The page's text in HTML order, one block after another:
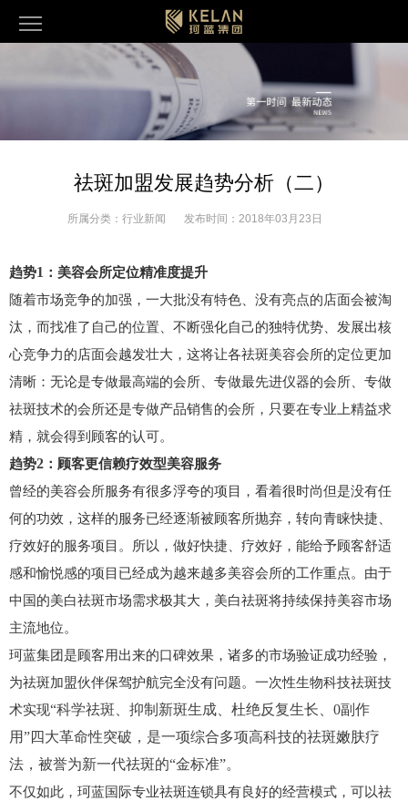
祛斑加盟发展趋势分析（二）
所属分类： 行业新闻 发布时间： 2018年03月23日
趋势1 ：美容会所定位精准度提升
随着市场竞争的加强，一大批没有特色、没有亮点的店面会被淘
汰，而找准了自己的位置、不断强化自己的独特优势、发展出核
心竞争力的店面会越发壮大，这将让各祛斑美容会所的定位更加
清晰：无论是专做最高端的会所、专做最先进仪器的会所、专做
祛斑技术的会所还是专做产品销售的会所，只要在专业上精益求
精，就会得到顾客的认可。
趋势2 ：顾客更信赖疗效型美容服务
曾经的美容会所服务有很多浮夸的项目，看着很时尚但是没有任
何的功效，这样的服务已经逐渐被顾客所抛弃，转向青睐快捷、
疗效好的服务项目。所以，做好快捷、疗效好，能给予顾客舒适
感和愉悦感的项目已经成为越来越多美容会所的工作重点。由于
中国的美白祛斑市场需求极其大，美白祛斑将持续保持美容市场
主流地位。
珂蓝集团 是顾客用出来的口碑效果，诸多的市场验证成功经验，
为祛斑加盟伙伴保驾护航完全没有问题。一次性生物科技祛斑技
术实现“科学祛斑、抑制新斑生成、杜绝反复生长、0副作
用”四大革命性突破，是一项综合多项高科技的祛斑嫩肤疗
法，被誉为新一代祛斑的“金标准”。
不仅如此， 珂蓝国际专业祛斑连锁具有良好的经营模式，可以祛